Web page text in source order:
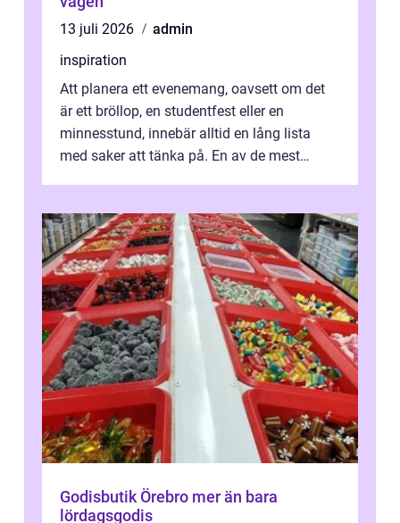
13 juli 2026
admin
inspiration
Att planera ett evenemang, oavsett om det
är ett bröllop, en studentfest eller en
minnesstund, innebär alltid en lång lista
med saker att tänka på. En av de mest
Godisbutik Örebro mer än bara
lördagsgodis